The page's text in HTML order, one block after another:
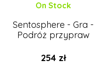
On Stock
Sentosphere - Gra -
Podróż przypraw
254 zł